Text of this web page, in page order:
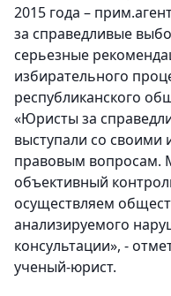
2015 года –
за справедливые
серьезные
избирательного
республиканского
«Юристы за
выступали со
правовым вопросам.
объективный
осуществляем
анализируемого
консультации», -
ученый-юрист.